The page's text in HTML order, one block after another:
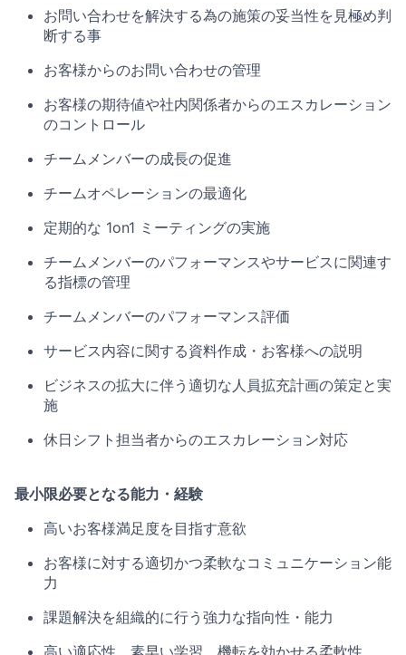
お問い合わせを解決する為の施策の妥当性を見極め判
断する事
お客様からのお問い合わせの管理
お客様の期待値や社内関係者からのエスカレーション
のコントロール
チームメンバーの成長の促進
チームオペレーションの最適化
定期的な 1on1 ミーティングの実施
チームメンバーのパフォーマンスやサービスに関連す
る指標の管理
チームメンバーのパフォーマンス評価
サービス内容に関する資料作成・お客様への説明
ビジネスの拡大に伴う適切な人員拡充計画の策定と実
施
休日シフト担当者からのエスカレーション対応
最小限必要となる能力・経験
高いお客様満足度を目指す意欲
お客様に対する適切かつ柔軟なコミュニケーション能
力
課題解決を組織的に行う強力な指向性・能力
高い適応性、素早い学習、機転を効かせる柔軟性